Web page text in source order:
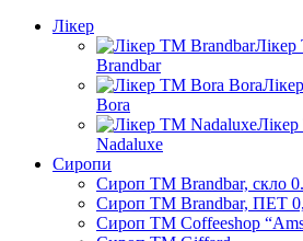
Лікер
Brandbar
Bora
Nadaluxe
Сиропи
Сироп TM Brandbar, скло
Сироп TM Brandbar, ПЕТ
Сироп TM Coffeeshop